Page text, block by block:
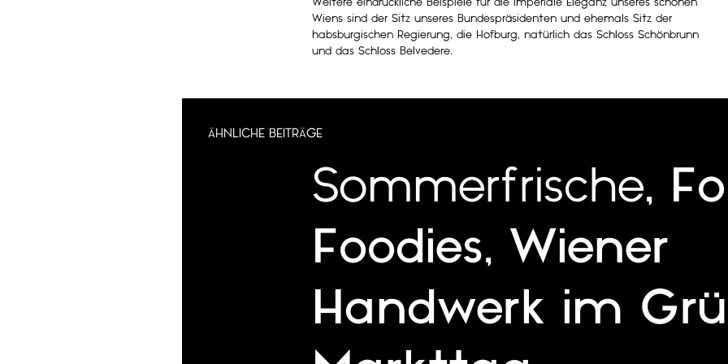
Weitere eindrückliche Beispiele für die imperiale Eleganz unseres schönen
Wiens sind der Sitz unseres Bundespräsidenten und ehemals Sitz der
habsburgischen Regierung, die Hofburg, natürlich das Schloss Schönbrunn
und das Schloss Belvedere.
ÄHNLICHE BEITRÄGE
Sommerfrische,
Foodies, Wiener
Handwerk im